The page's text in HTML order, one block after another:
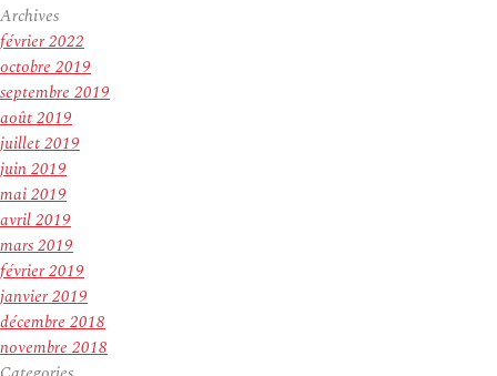
Archives
février 2022
octobre 2019
septembre 2019
août 2019
juillet 2019
juin 2019
mai 2019
avril 2019
mars 2019
février 2019
janvier 2019
décembre 2018
novembre 2018